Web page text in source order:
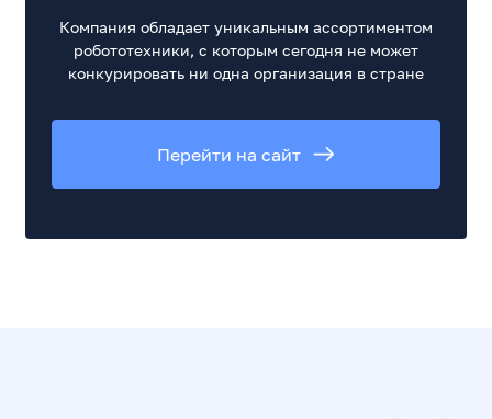
Компания обладает уникальным ассортиментом
робототехники, с которым сегодня не может
конкурировать ни одна организация в стране
Перейти на сайт